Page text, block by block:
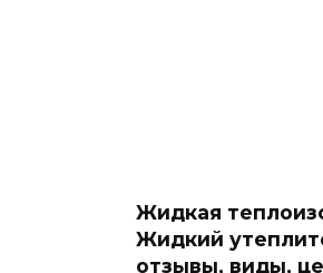
Жидкая
Жидкий
отзывы, виды,